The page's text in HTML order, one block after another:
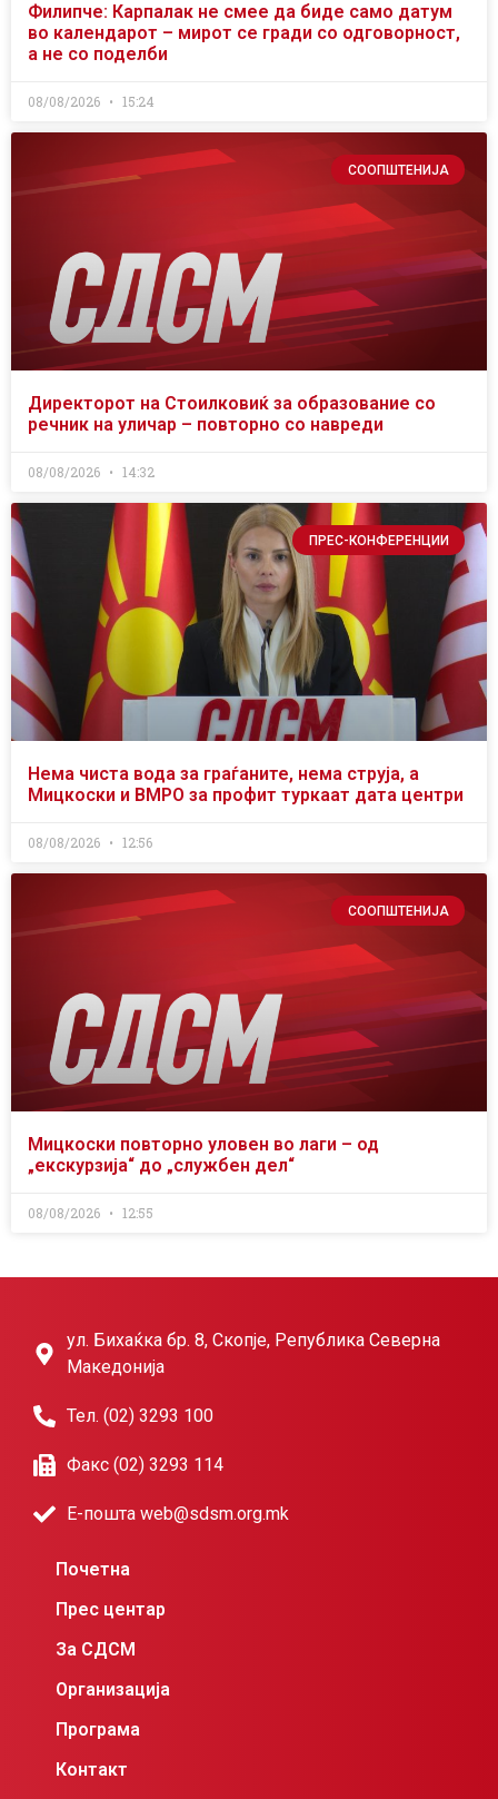
Филипче: Карпалак не смее да биде само датум
во календарот – мирот се гради со одговорност,
а не со поделби
08/08/2026 15:24
СООПШТЕНИЈА
Директорот на Стоилковиќ за образование со
речник на уличар – повторно со навреди
08/08/2026 14:32
ПРЕС-КОНФЕРЕНЦИИ
Нема чиста вода за граѓаните, нема струја, а
Мицкоски и ВМРО за профит туркаат дата центри
08/08/2026 12:56
СООПШТЕНИЈА
Мицкоски повторно уловен во лаги – од
„екскурзија“ до „службен дел“
08/08/2026 12:55
ул. Бихаќка бр. 8, Скопје, Република Северна
Македонија
Тел. (02) 3293 100
Факс (02) 3293 114
Е-пошта web@sdsm.org.mk
Почетна
Прес центар
За СДСМ
Организација
Програма
Контакт